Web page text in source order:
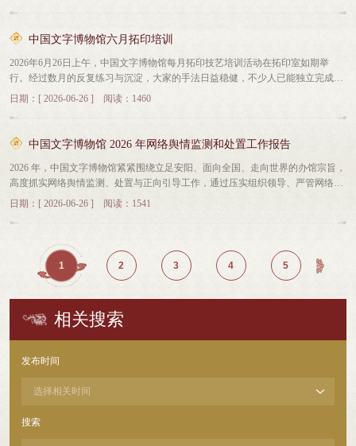
面。
历史学、期刊、会议文集、学者文集、辞书九大门类。其中，古文字学类书籍又
上世纪八九十年代的珍贵会议文集及学者著作样书的来历与作用。各部室同事认
真聆听，不时低头记录要点，学习氛围浓厚。大家表示，通过此次参观，不仅对
资料室的资源有了更全面的认识，也掌握了实用的查阅技巧，对今后开展工作大
的文献资料支持，助力各项工作高质量开展。
中国文字博物馆六月拓印培训
2026年6月26日上午，中国文字博物馆每月拓印技艺培训活动在拓印室如期举
行。经过数月的反复练习与沉淀，大家的手法日益稳健，不少人已能独立完成高
质量的作品。从选纸、上墨到揭取，整套动作一气呵成，墨色均匀、字口清
日期：[ 2026-06-26 ] 阅读：1460
中国文字博物馆 2026 年网络舆情监测和处置工作报告
2026 年，中国文字博物馆紧紧围绕立足安阳、面向全国、走向世界的办馆宗旨，
高度抓实网络舆情监测、处置与正向引导工作，通过压实组织领导、严管网络阵
地、建强工作队伍、坚守正确舆论导向等一系列工作举措，舆情管控工作取得扎
要领导任组长、分管领导任副组长、各部室负责人为成员的网络舆情监测处置引
导工作领导小组，清晰划分岗位职责，搭建三级舆情管理工作网络。持续优化领
导小组常态化运行机制，打通部门协同沟通渠道，提升舆情联动处置效率。坚持
定期召开专题工作会议，专题研判网络舆情态势，会商解决舆情监测、应急处置
息搜集监测渠道，搭建多层次、全覆盖、立体化的舆情信息研判处置工作体系，
续深入学习党的二十大精神、党章党规、习近平总书记关于网络强国、文化传
馆干部职工思想立场坚定，未出现发表错误言论、危害意识形态安全等问题。常
网 “字博先锋” 专栏，常态化宣传党的方针政策，扎实开展全民国家安全教育日线
日期：[ 2026-06-26 ] 阅读：1541
1 2 3 4 5
相关搜索
发布时间
搜索